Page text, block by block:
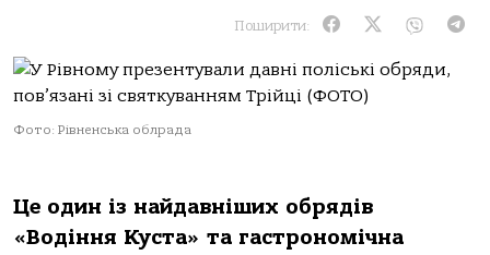
Поширити:
Фото: Рівненська облрада
Це один із найдавніших обрядів
«Водіння Куста» та гастрономічна